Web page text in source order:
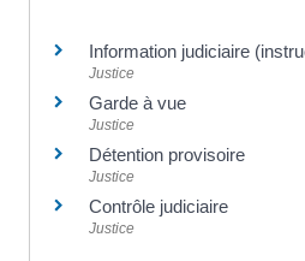
Information judiciaire
Justice
Garde à vue
Justice
Détention provisoire
Justice
Contrôle judiciaire
Justice